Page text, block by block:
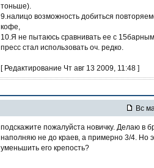
тоньше).
9.налицо возможность добиться
кофе,
10.Я не пытаюсь сравнивать ее с
пресс стал использовать оч. редко.
[ Редактирование Чт авг 13 2009, 11:48 ]
Вс
подскажите пожалуйста новичку. Делаю в
наполняю не до краев, а примерно 3/4. Но
уменьшить его крепость?